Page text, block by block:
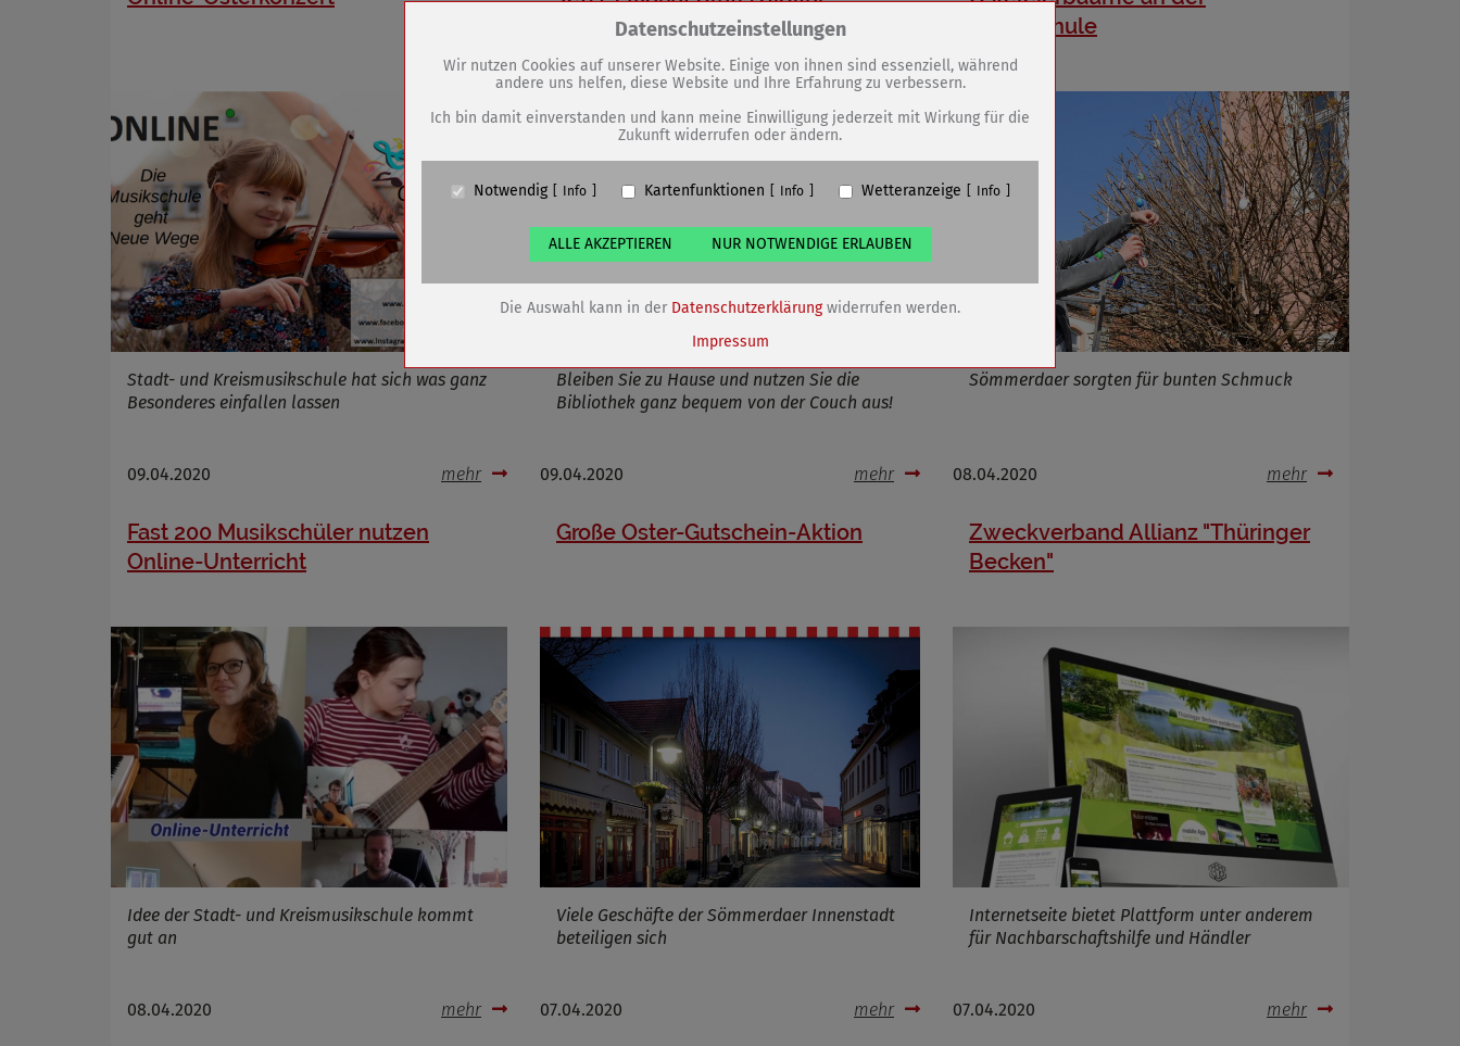
Stadt- und Kreismusikschule hat sich was ganz
Besonderes einfallen lassen
09.04.2020 mehr
ausleihen
Bleiben Sie zu Hause und nutzen Sie die
Bibliothek ganz bequem von der Couch aus!
09.04.2020 mehr
Musikschule
Sömmerdaer sorgten für bunten Schmuck
08.04.2020 mehr
Fast 200 Musikschüler nutzen
Online-Unterricht
Idee der Stadt- und Kreismusikschule kommt
gut an
08.04.2020 mehr
Große Oster-Gutschein-Aktion
Viele Geschäfte der Sömmerdaer Innenstadt
beteiligen sich
07.04.2020 mehr
Zweckverband Allianz "Thüringer
Becken"
Internetseite bietet Plattform unter anderem
für Nachbarschaftshilfe und Händler
07.04.2020 mehr
Zum Betrieb der Seite notwendige Cookies / Drittanbieter:
PHP Session Cookie
Anbieter
Eigentümer dieser Website (Wenko-Wenselaar GmbH & Co. KG)
Absicherung Kontaktformular / SPAM Schutz
Cookie Name
PHPSESSID, fe_typo_user
Cookie Laufzeit
undefined
Cookiespeicherung Entscheidungscookie
Speichert die Einstellungen der Besucher bezüglich der Speicherung von
Cookies.
Cookies die bei der Verwendung von OpenStreetMaps gesetzt werden
_osm_totp_token
Cookies die bei der Verwendung von OpenWeatherAPI gesetzt werden
Anbieter
Zweck
Cookie Name
Cookie Laufzeit
Infos schließen
Datenschutzeinstellungen
Wir nutzen Cookies auf unserer Website. Einige von ihnen sind essenziell, während
andere uns helfen, diese Website und Ihre Erfahrung zu verbessern.
Ich bin damit einverstanden und kann meine Einwilligung jederzeit mit Wirkung für die
Zukunft widerrufen oder ändern.
Notwendig Info Kartenfunktionen Info Wetteranzeige Info
ALLE AKZEPTIEREN NUR NOTWENDIGE ERLAUBEN
Die Auswahl kann in der Datenschutzerklärungwiderrufen werden.
Impressum